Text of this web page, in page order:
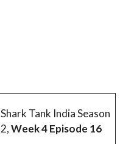
Shark Tank India Season
2,Week 4 Episode 16